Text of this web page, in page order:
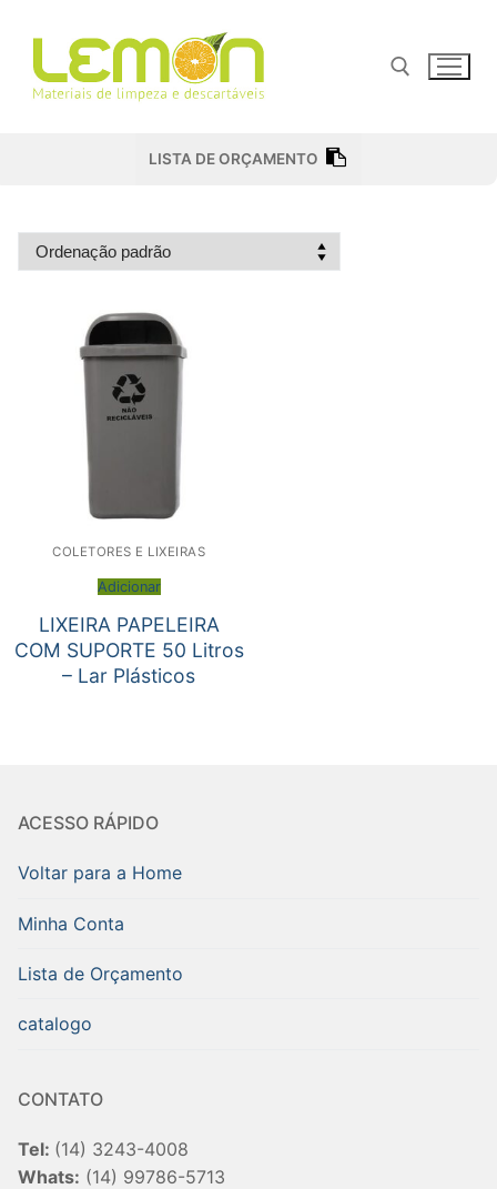
para
conteúdo
Pesquisar por:
LISTA DE ORÇAMENTO
COLETORES E LIXEIRAS
Adicionar
LIXEIRA PAPELEIRA
COM SUPORTE 50 Litros
– Lar Plásticos
ACESSO RÁPIDO
Voltar para a Home
Minha Conta
Lista de Orçamento
catalogo
CONTATO
Tel: (14) 3243-4008
Whats: (14) 99786-5713